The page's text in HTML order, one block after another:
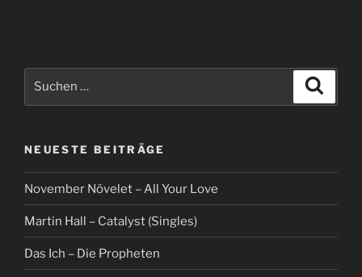
NEUESTE BEITRÄGE
November Növelet – All Your Love
Martin Hall – Catalyst (Singles)
Das Ich – Die Propheten